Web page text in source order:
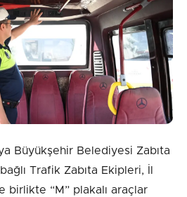
3 + 1 = ?
Gönder
Büyükşehir Belediyesi Zabıta
Trafik Zabıta Ekipleri, İl
birlikte “M” plakalı araçlar